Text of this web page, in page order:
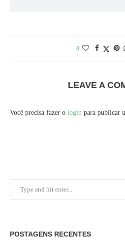
0
LEAVE A
Você precisa fazer o login para publicar
POSTAGENS RECENTES